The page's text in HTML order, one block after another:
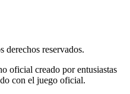
reservados.
oficial creado por entusiastas
con el juego oficial.